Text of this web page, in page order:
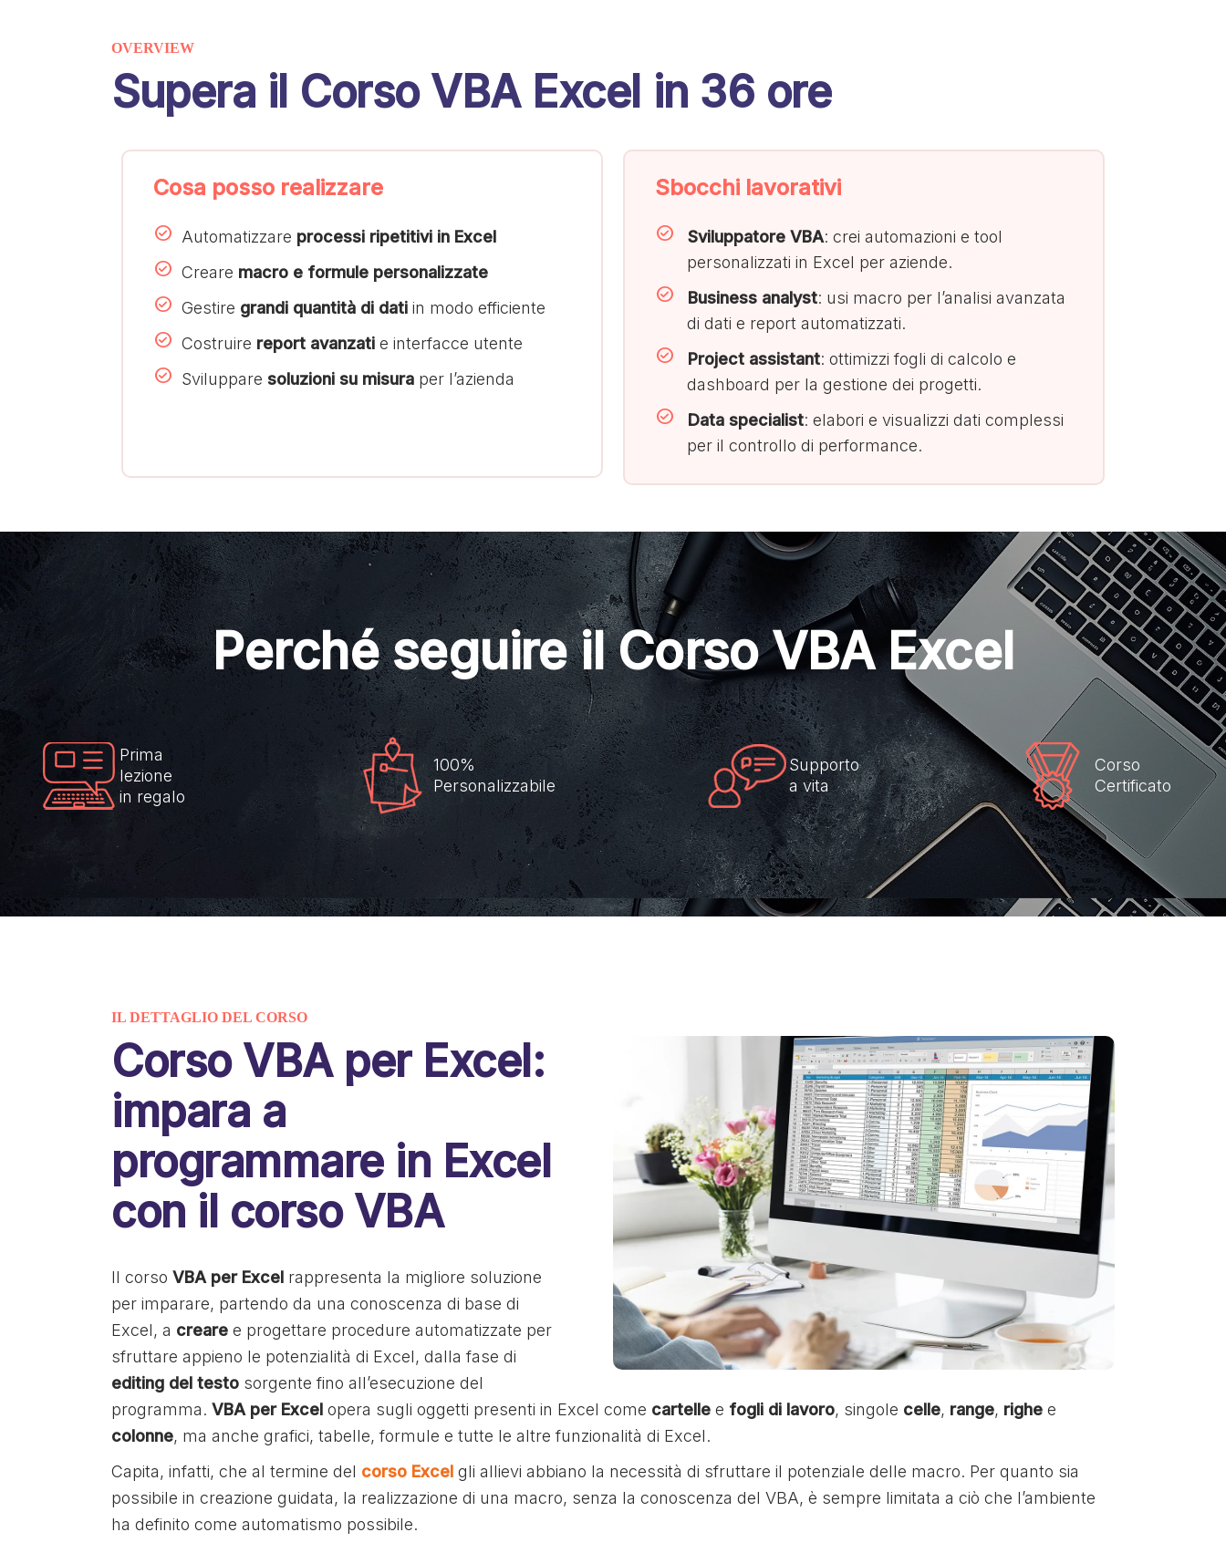
OVERVIEW
Supera il Corso VBA Excel in 36 ore
Cosa posso realizzare
Automatizzare processi ripetitivi in Excel
Creare macro e formule personalizzate
Gestire grandi quantità di dati in modo efficiente
Costruire report avanzati e interfacce utente
Sviluppare soluzioni su misura per l’azienda
Sbocchi lavorativi
Sviluppatore VBA: crei automazioni e tool
personalizzati in Excel per aziende.
Business analyst: usi macro per l’analisi avanzata
di dati e report automatizzati.
Project assistant: ottimizzi fogli di calcolo e
dashboard per la gestione dei progetti.
Data specialist: elabori e visualizzi dati complessi
per il controllo di performance.
Perché seguire il Corso VBA Excel
Prima
lezione
in regalo
100%
Personalizzabile
Supporto
a vita
Corso
Certificato
IL DETTAGLIO DEL CORSO
Corso VBA per Excel:
impara a
programmare in Excel
con il corso VBA
Il corso VBA per Excel rappresenta la migliore soluzione
per imparare, partendo da una conoscenza di base di
Excel, a creare e progettare procedure automatizzate per
sfruttare appieno le potenzialità di Excel, dalla fase di
editing del testo sorgente fino all’esecuzione del
programma. VBA per Excel opera sugli oggetti presenti in Excel come cartelle e fogli di lavoro, singole celle, range, righe e
colonne, ma anche grafici, tabelle, formule e tutte le altre funzionalità di Excel.
Capita, infatti, che al termine del corso Excel gli allievi abbiano la necessità di sfruttare il potenziale delle macro. Per quanto sia
possibile in creazione guidata, la realizzazione di una macro, senza la conoscenza del VBA, è sempre limitata a ciò che l’ambiente
ha definito come automatismo possibile.